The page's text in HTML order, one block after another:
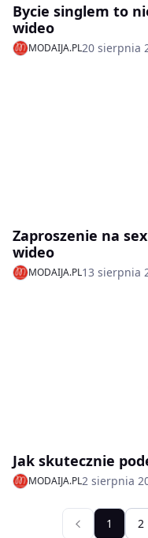
Bycie singlem to
wideo
MODAIJA.PL20 sierpnia
Zaproszenie na
wideo
MODAIJA.PL13 sierpnia
Jak skutecznie
MODAIJA.PL2 sierpnia
1 2